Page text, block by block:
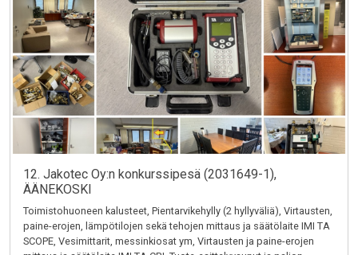
12. Jakotec Oy:n konkurssipesä (2031649-1),
ÄÄNEKOSKI
Toimistohuoneen kalusteet, Pientarvikehylly (2 hyllyväliä), Virtausten,
paine-erojen, lämpötilojen sekä tehojen mittaus ja säätölaite IMI TA
SCOPE, Vesimittarit, messinkiosat ym, Virtausten ja paine-erojen